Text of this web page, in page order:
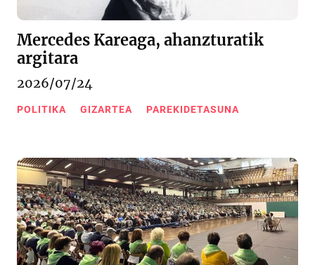
Mercedes Kareaga, ahanzturatik
argitara
2026/07/24
POLITIKA GIZARTEA PAREKIDETASUNA